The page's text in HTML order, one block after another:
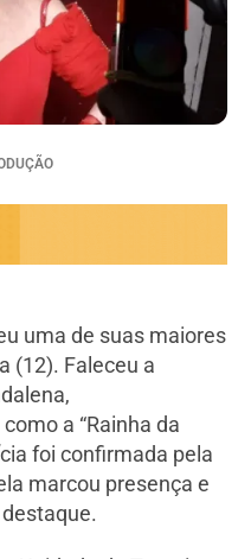
uma de suas maiores
(12). Faleceu a
a “Rainha da
foi confirmada pela
marcou presença e